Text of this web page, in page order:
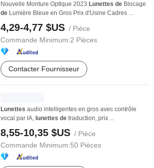
Nouvelle Monture Optique 2023 Lunettes de Blocage
de Lumière Bleue en Gros Prix d'Usine Cadres ...
4,29-4,77 $US / Pièce
Commande Minimum:2 Pièces
Contacter Fournisseur
Lunettes audio intelligentes en gros avec contrôle
vocal par IA, lunettes de traduction, prix ...
8,55-10,35 $US / Pièce
Commande Minimum:50 Pièces